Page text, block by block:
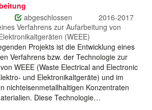
abgeschlossen
2016-2017
Verfahrens zur Aufarbeitung von
(WEEE)
Projekts ist die Entwicklung eines
Verfahrens bzw. der Technologie zur
WEEE (Waste Electrical and Electronic
und Elektronikaltgeräte) und im
nichteisenmetallhaltigen Konzentraten
Diese Technologie…